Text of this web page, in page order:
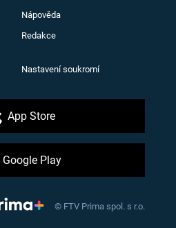
Nápověda
Redakce
Nastavení soukromí
App Store
Google Play
© FTV Prima spol. s r.o.